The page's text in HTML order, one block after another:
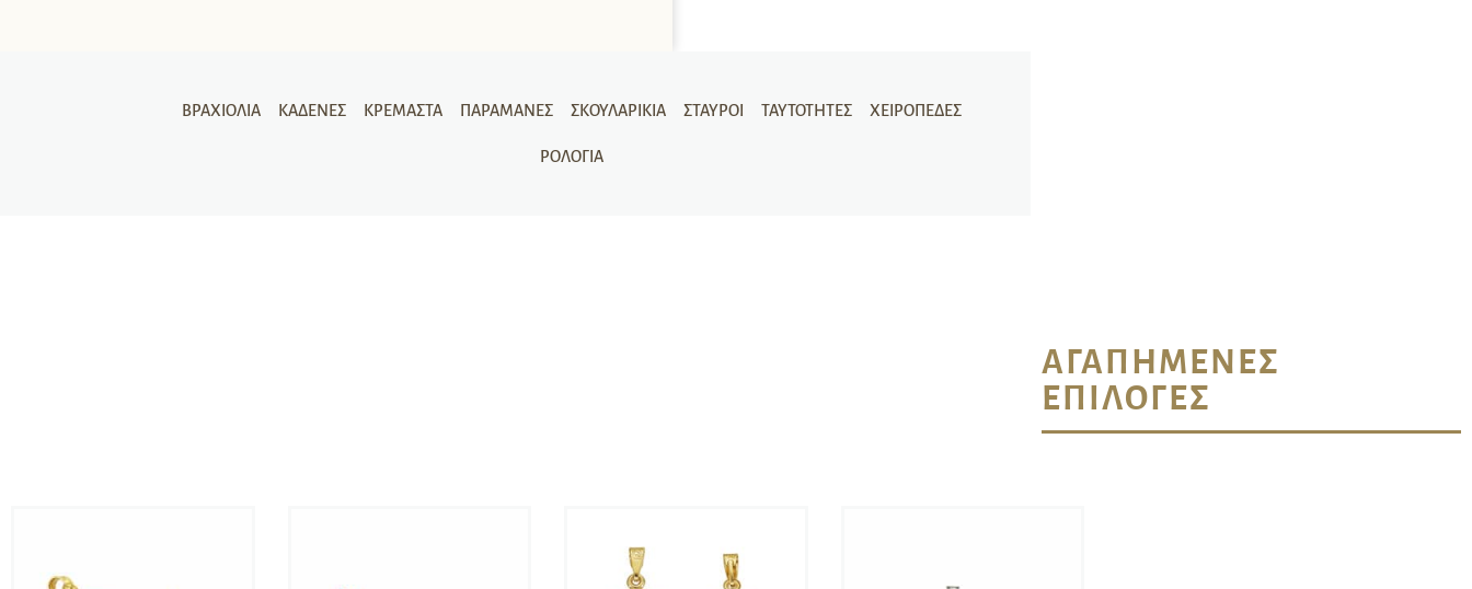
ΒΡΑΧΙΌΛΙΑ ΚΑΔΈΝΕΣ ΚΡΕΜΑΣΤΆ ΠΑΡΑΜΆΝΕΣ ΣΚΟΥΛΑΡΊΚΙΑ ΣΤΑΥΡΟΊ ΤΑΥΤΌΤΗΤΕΣ ΧΕΙΡΟΠΈΔΕΣ
ΡΟΛΌΓΙΑ
ΑΓΑΠΗΜΈΝΕΣ
ΕΠΙΛΟΓΈΣ